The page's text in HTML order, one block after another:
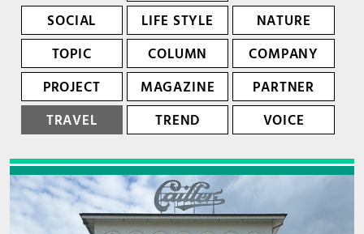
SOCIAL LIFE STYLE
NATURE
TOPIC
COLUMN
COMPANY
PROJECT
MAGAZINE
PARTNER
TRAVEL
TREND VOICE